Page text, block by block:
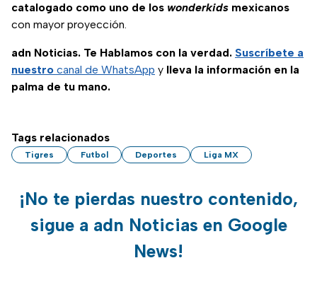
catalogado como uno de los wonderkids mexicanos
con mayor proyección.
adn Noticias. Te Hablamos con la verdad. Suscríbete a
nuestro canal de WhatsApp y lleva la información en la
palma de tu mano.
Tags relacionados
Tigres Futbol Deportes Liga MX
¡No te pierdas nuestro contenido,
sigue a adn Noticias en Google
News!